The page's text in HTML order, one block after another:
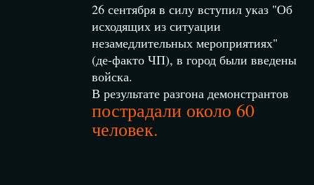
26 сентября в силу вступил указ "Об
исходящих из ситуации
незамедлительных мероприятиях"
(де-факто ЧП), в город были введены
войска.
В результате разгона демонстрантов
пострадали около 60
человек.